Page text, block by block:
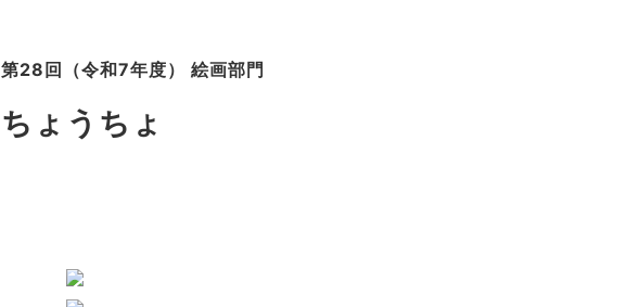
第28回（令和7年度） 絵画部門
ちょうちょ